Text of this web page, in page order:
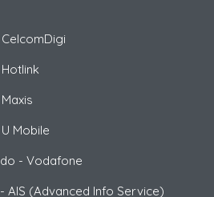
CelcomDigi
Hotlink
Maxis
U Mobile
- Vodafone
- AIS (Advanced Info Service)